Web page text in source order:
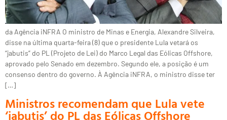
da Agência iNFRA O ministro de Minas e Energia, Alexandre Silveira,
disse na última quarta-feira (8) que o presidente Lula vetará os
“jabutis” do PL (Projeto de Lei) do Marco Legal das Eólicas Offshore,
aprovado pelo Senado em dezembro. Segundo ele, a posição é um
consenso dentro do governo. À Agência iNFRA, o ministro disse ter
[…]
Ministros recomendam que Lula vete
‘jabutis’ do PL das Eólicas Offshore